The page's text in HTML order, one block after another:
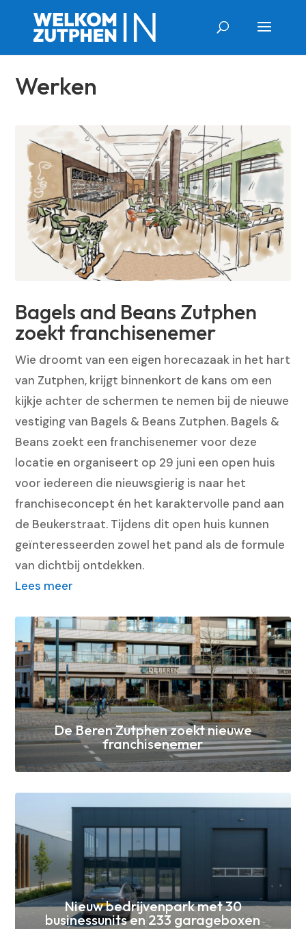
Werken
Bagels and Beans Zutphen
zoekt franchisenemer
Wie droomt van een eigen horecazaak in het hart
van Zutphen, krijgt binnenkort de kans om een
kijkje achter de schermen te nemen bij de nieuwe
vestiging van Bagels & Beans Zutphen. Bagels &
Beans zoekt een franchisenemer voor deze
locatie en organiseert op 29 juni een open huis
voor iedereen die nieuwsgierig is naar het
franchiseconcept én het karaktervolle pand aan
de Beukerstraat. Tijdens dit open huis kunnen
geïnteresseerden zowel het pand als de formule
van dichtbij ontdekken.
Lees meer
De Beren Zutphen zoekt nieuwe
franchisenemer
Nieuw bedrijvenpark met 30
businessunits en 233 garageboxen